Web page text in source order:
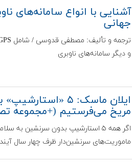
آشنایی با انواع سامانه‌های
جهانی
و دیگر سامانه‌های ناوبری
ایلان ماسک: ۵
مریخ می‌فرستیم (+مجموعه
اگر همه ۵ استارشیپ بدون سرنشین به
ماموریت‌های سرنشین‌دار ظرف چهار سال